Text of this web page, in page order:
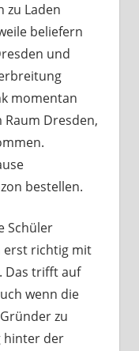
zu Laden
beliefern
und
momentan
Dresden,
bestellen.
Schüler
erst richtig mit
Das trifft auf
wenn die
zu
hinter der